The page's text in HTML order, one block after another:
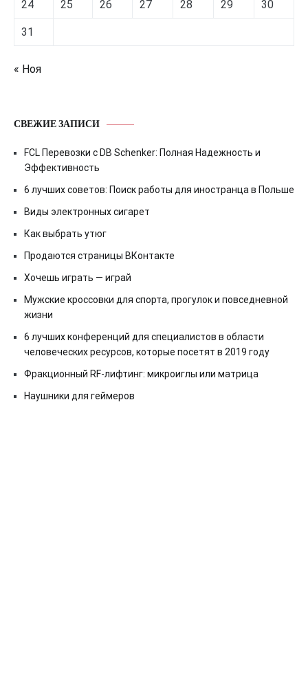
24 25 26 27 28 29 30
31
« Ноя
СВЕЖИЕ ЗАПИСИ
FCL Перевозки с DB Schenker: Полная Надежность и
Эффективность
6 лучших советов: Поиск работы для иностранца в Польше
Виды электронных сигарет
Как выбрать утюг
Продаются страницы ВКонтакте
Хочешь играть — играй
Мужские кроссовки для спорта, прогулок и повседневной
жизни
6 лучших конференций для специалистов в области
человеческих ресурсов, которые посетят в 2019 году
Фракционный RF-лифтинг: микроиглы или матрица
Наушники для геймеров